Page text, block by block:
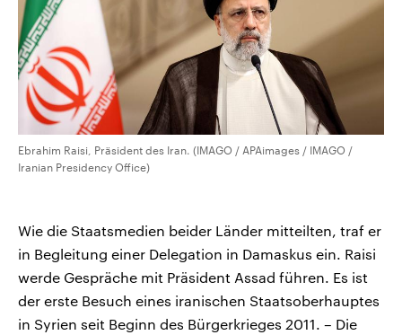
Ebrahim Raisi, Präsident des Iran. (IMAGO / APAimages / IMAGO /
Iranian Presidency Office)
Wie die Staatsmedien beider Länder mitteilten, traf er
in Begleitung einer Delegation in Damaskus ein. Raisi
werde Gespräche mit Präsident Assad führen. Es ist
der erste Besuch eines iranischen Staatsoberhauptes
in Syrien seit Beginn des Bürgerkrieges 2011. – Die